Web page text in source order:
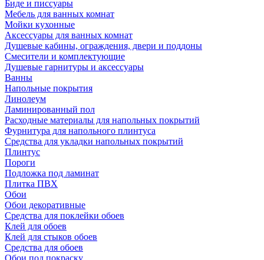
Биде и писсуары
Мебель для ванных комнат
Мойки кухонные
Аксессуары для ванных комнат
Душевые кабины, ограждения, двери и поддоны
Смесители и комплектующие
Душевые гарнитуры и аксессуары
Ванны
Напольные покрытия
Линолеум
Ламинированный пол
Расходные материалы для напольных покрытий
Фурнитура для напольного плинтуса
Средства для укладки напольных покрытий
Плинтус
Пороги
Подложка под ламинат
Плитка ПВХ
Обои
Обои декоративные
Средства для поклейки обоев
Клей для обоев
Клей для стыков обоев
Средства для обоев
Обои под покраску